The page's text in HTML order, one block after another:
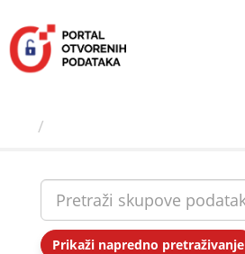
sadržaj
Prikaži napredno pretraživanje